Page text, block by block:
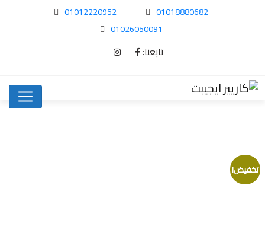
01018880682
01012220952
01026050091
تابعنا:
تخفيض!